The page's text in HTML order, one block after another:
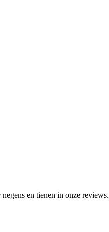
en tienen in onze reviews.